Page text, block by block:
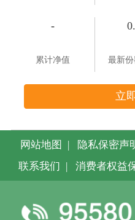
-
累计净值 最新
立
网站地图 隐私保密声
联系我们
消费者权益